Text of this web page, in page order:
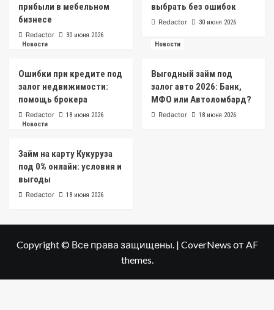
прибыли в мебельном
бизнесе
Redactor 30 июня 2026
выбрать без ошибок
Redactor 30 июня 2026
Новости
Ошибки при кредите под
залог недвижимости:
помощь брокера
Redactor 18 июня 2026
Новости
Выгодный займ под
залог авто 2026: Банк,
МФО или Автоломбард?
Redactor
18 июня 2026
Новости
Займ на карту Кукуруза
под 0% онлайн: условия и
выгоды
Redactor 18 июня 2026
Copyright © Все права защищены. | CoverNews от AF
themes.